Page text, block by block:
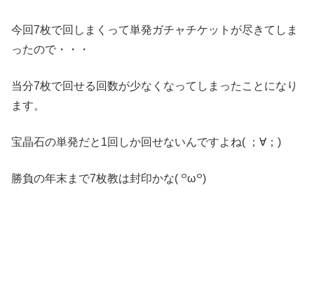
今回7枚で回しまくって単発ガチャチケットが尽きてしま
ったので・・・
当分7枚で回せる回数が少なくなってしまったことになり
ます。
宝晶石の単発だと1回しか回せないんですよね( ；∀；)
勝負の年末まで7枚教は封印かな( ꒪ω꒪)